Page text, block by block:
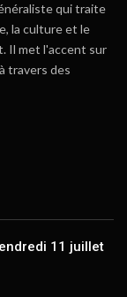
qui traite
la culture et le
Il met l'accent sur
travers des
11 juillet